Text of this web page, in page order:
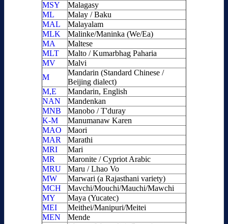
MSY
Malagasy
ML
Malay / Baku
MAL
Malayalam
MLK
Malinke/Maninka (We/Ea)
MA
Maltese
MLT
Malto / Kumarbhag Paharia
MV
Malvi
M
Mandarin (Standard Chinese /
Beijing dialect)
M,E
Mandarin, English
NAN
Mandenkan
MNB
Manobo / T'duray
K-M
Manumanaw Karen
MAO
Maori
MAR
Marathi
MRI
Mari
MR
Maronite / Cypriot Arabic
MRU
Maru / Lhao Vo
MW
Marwari (a Rajasthani variety)
MCH
Mavchi/Mouchi/Mauchi/Mawchi
MY
Maya (Yucatec)
MEI
Meithei/Manipuri/Meitei
MEN
Mende